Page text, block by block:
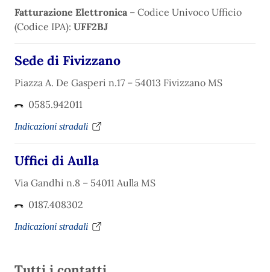
Fatturazione Elettronica – Codice Univoco Ufficio
(Codice IPA): UFF2BJ
Sede di Fivizzano
Piazza A. De Gasperi n.17 – 54013 Fivizzano MS
0585.942011
Indicazioni stradali
Uffici di Aulla
Via Gandhi n.8 – 54011 Aulla MS
0187.408302
Indicazioni stradali